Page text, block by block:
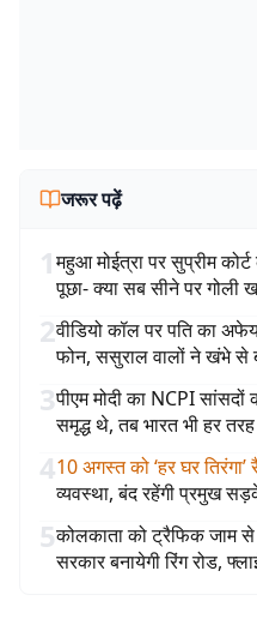
जरूर पढ़ें
1महुआ मोईत्रा पर सुप्रीम
पूछा- क्या सब सीने पर गोली
2वीडियो कॉल पर पति का
फोन, ससुराल वालों ने खंभे से
3पीएम मोदी का NCPI
समृद्ध थे, तब भारत भी हर
410 अगस्त को ‘हर घर तिरंगा’
व्यवस्था, बंद रहेंगी प्रमुख
5कोलकाता को ट्रैफिक जाम से
सरकार बनायेगी रिंग रोड,